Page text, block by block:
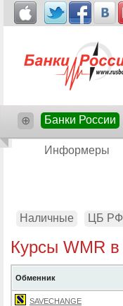
⊕ Банки России
Информеры
Наличные ЦБ РФ
Курсы WMR
Обменник
SAVECHANGE